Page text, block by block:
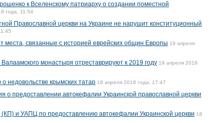
к Вселенскому патриарху о создании поместной
года, 11:54
Православной церкви на Украине не нарушит конституционный
места, связанные с историей еврейских общин Европы 19 апреля
монастыря отреставрируют к 2019 году 19 апреля 2018
недовольстве крымских татар 18 апреля 2018 года, 17:47
о предоставлении автокефалии Украинской православной церкви
и УАПЦ по предоставлению автокефалии Украинской церкви 18